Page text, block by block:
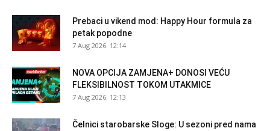
Prebaci u vikend mod: Happy Hour formula za
petak popodne
7 Aug 2026. 12:14
NOVA OPCIJA ZAMJENA+ DONOSI VEĆU
FLEKSIBILNOST TOKOM UTAKMICE
7 Aug 2026. 12:13
Čelnici starobarske Sloge: U sezoni pred nama